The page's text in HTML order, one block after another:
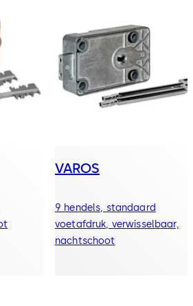
VAROS
9 hendels, standaard
voetafdruk, verwisselbaar,
nachtschoot